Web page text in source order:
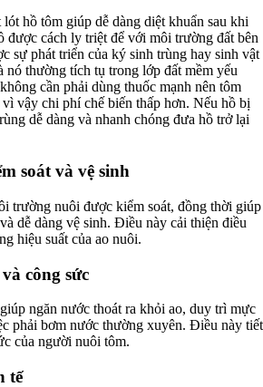
hồ tôm giúp dễ dàng diệt khuẩn sau khi
được cách ly triệt để với môi trường đất bên
sự phát triển của ký sinh trùng hay sinh vật
nó thường tích tụ trong lớp đất mềm yếu
cần phải dùng thuốc mạnh nên tôm
vậy chi phí chế biến thấp hơn. Nếu hồ bị
dễ dàng và nhanh chóng đưa hồ trở lại
soát và vệ sinh
trường nuôi được kiểm soát, đồng thời giúp
dễ dàng vệ sinh. Điều này cải thiện điều
hiệu suất của ao nuôi.
công sức
ngăn nước thoát ra khỏi ao, duy trì mực
phải bơm nước thường xuyên. Điều này tiết
của người nuôi tôm.
tế